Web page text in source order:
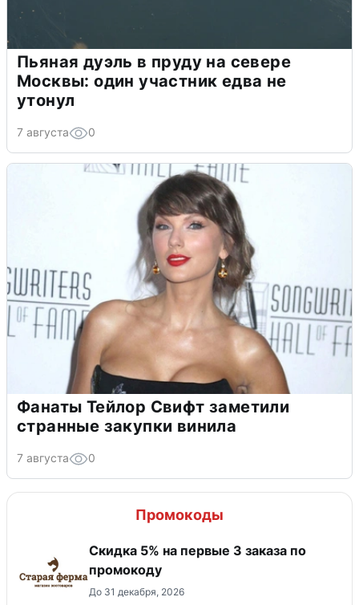
Пьяная дуэль в пруду на севере
Москвы: один участник едва не
утонул
7 августа 0
Фанаты Тейлор Свифт заметили
странные закупки винила
7 августа 0
Промокоды
Скидка 5% на первые 3 заказа по
промокоду
До 31 декабря, 2026